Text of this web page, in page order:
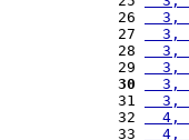
26
3,
27
3,
28
3,
29
3,
30
3,
31
3,
32
4,
33
4,